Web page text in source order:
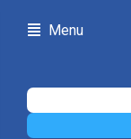
Menu